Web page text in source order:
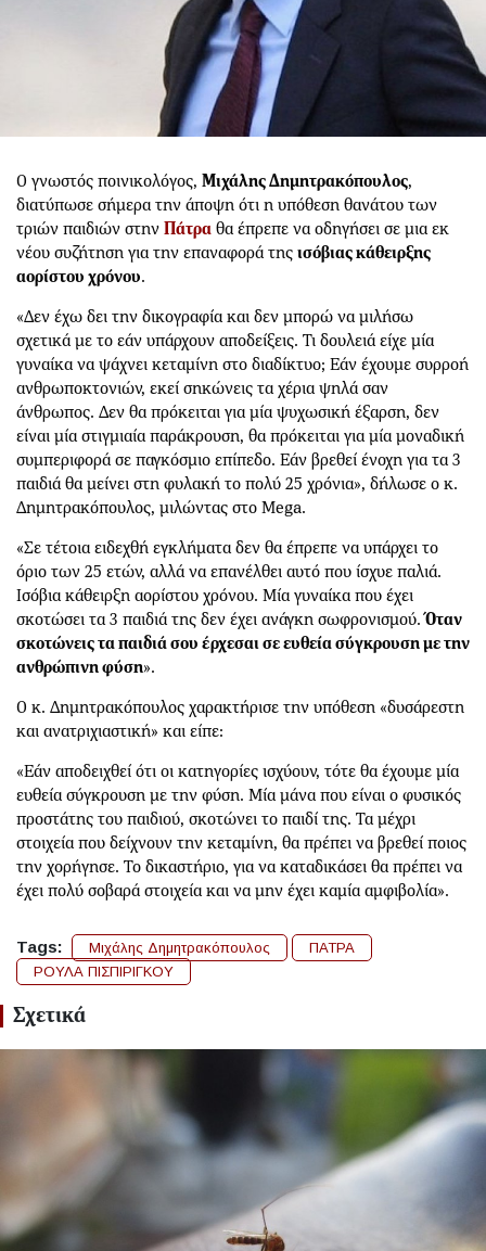
Ο γνωστός ποινικολόγος, Μιχάλης Δημητρακόπουλος,
διατύπωσε σήμερα την άποψη ότι η υπόθεση θανάτου των
τριών παιδιών στην
Πάτρα θα έπρεπε να οδηγήσει σε μια εκ
νέου συζήτηση για την επαναφορά της ισόβιας κάθειρξης
αορίστου χρόνου.
«Δεν έχω δει την δικογραφία και δεν μπορώ να μιλήσω
σχετικά με το εάν υπάρχουν αποδείξεις. Τι δουλειά είχε μία
γυναίκα να ψάχνει κεταμίνη στο διαδίκτυο; Εάν έχουμε συρροή
ανθρωποκτονιών, εκεί σηκώνεις τα χέρια ψηλά σαν
άνθρωπος. Δεν θα πρόκειται για μία ψυχωσική έξαρση, δεν
είναι μία στιγμιαία παράκρουση, θα πρόκειται για μία μοναδική
συμπεριφορά σε παγκόσμιο επίπεδο. Εάν βρεθεί ένοχη για τα 3
παιδιά θα μείνει στη φυλακή το πολύ 25 χρόνια», δήλωσε ο κ.
Δημητρακόπουλος, μιλώντας στο Mega.
«Σε τέτοια ειδεχθή εγκλήματα δεν θα έπρεπε να υπάρχει το
όριο των 25 ετών, αλλά να επανέλθει αυτό που ίσχυε παλιά.
Ισόβια κάθειρξη αορίστου χρόνου. Μία γυναίκα που έχει
σκοτώσει τα 3 παιδιά της δεν έχει ανάγκη σωφρονισμού.Όταν
σκοτώνεις τα παιδιά σου έρχεσαι σε ευθεία σύγκρουση με την
ανθρώπινη φύση».
Ο κ. Δημητρακόπουλος χαρακτήρισε την υπόθεση «δυσάρεστη
και ανατριχιαστική» και είπε:
«Εάν αποδειχθεί ότι οι κατηγορίες ισχύουν, τότε θα έχουμε μία
ευθεία σύγκρουση με την φύση. Μία μάνα που είναι ο φυσικός
προστάτης του παιδιού, σκοτώνει το παιδί της. Τα μέχρι
στοιχεία που δείχνουν την κεταμίνη, θα πρέπει να βρεθεί ποιος
την χορήγησε. Το δικαστήριο, για να καταδικάσει θα πρέπει να
έχει πολύ σοβαρά στοιχεία και να μην έχει καμία αμφιβολία».
Tags: Μιχάλης Δημητρακόπουλος
ΠΑΤΡΑ
ΡΟΥΛΑ ΠΙΣΠΙΡΙΓΚΟΥ
Σχετικά